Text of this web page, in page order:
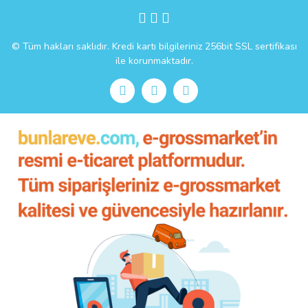
© Tüm hakları saklıdır. Kredi kartı bilgileriniz 256bit SSL sertifikası
ile korunmaktadır.